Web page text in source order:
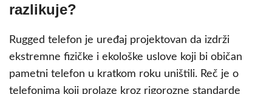
razlikuje?
Rugged telefon je uređaj projektovan da izdrži
ekstremne fizičke i ekološke uslove koji bi običan
pametni telefon u kratkom roku uništili. Reč je o
telefonima koji prolaze kroz rigorozne standarde